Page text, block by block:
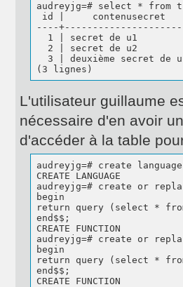
audreyjg=# select * from
id |     contenusecret
----
1 | secret de u1
2 | secret de u2
3 | deuxième secret de
(3 lignes)
L'utilisateur guillaume
nécessaire d'en avoir
d'accéder à la table
audreyjg=# create or
return
audreyjg=# create or
return query
CREATE FUNCTION